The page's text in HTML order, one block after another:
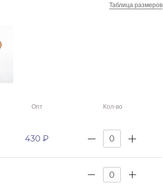
Таблица размеров
Опт Кол-во
430 ₽